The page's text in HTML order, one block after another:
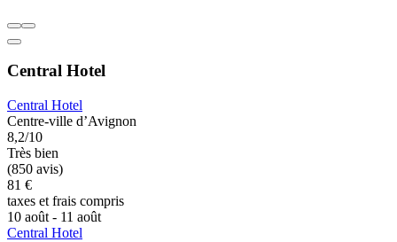
Central Hotel
Central Hotel
Centre-ville d’Avignon
8,2/10
Très bien
(850 avis)
81 €
taxes et frais compris
10 août - 11 août
Central Hotel